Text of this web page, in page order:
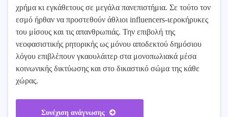
χρήμα κι εγκάθετους σε μεγάλα πανεπιστήμια. Σε τούτο τον
εσμό ήρθαν να προστεθούν άθλιοι influencers-ιεροκήρυκες
του μίσους και τις απανθρωπιάς. Την επιβολή της
νεοφασιστικής ρητορικής ως μόνου αποδεκτού δημόσιου
λόγου επιβλέπουν γκαουλάιτερ στα μονοπωλιακά μέσα
κοινωνικής δικτύωσης και στο δικαστικό σώμα της κάθε
χώρας.
Συνέχιση ανάγνωσης